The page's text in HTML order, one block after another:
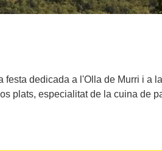
festa dedicada a l'Olla de Murri i a
plats, especialitat de la cuina de